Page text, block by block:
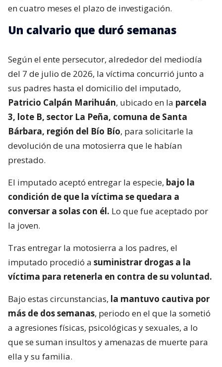
en cuatro meses el plazo de investigación.
Un calvario que duró semanas
Según el ente persecutor, alrededor del mediodía
del 7 de julio de 2026, la víctima concurrió junto a
sus padres hasta el domicilio del imputado,
Patricio Calpán Marihuán, ubicado en la parcela
3, lote B, sector La Peña, comuna de Santa
Bárbara, región del Bío Bío, para solicitarle la
devolución de una motosierra que le habían
prestado.
El imputado aceptó entregar la especie, bajo la
condición de que la víctima se quedara a
conversar a solas con él. Lo que fue aceptado por
la joven.
Tras entregar la motosierra a los padres, el
imputado procedió a suministrar drogas a la
víctima para retenerla en contra de su voluntad.
Bajo estas circunstancias, la mantuvo cautiva por
más de dos semanas, periodo en el que la sometió
a agresiones físicas, psicológicas y sexuales, a lo
que se suman insultos y amenazas de muerte para
ella y su familia.